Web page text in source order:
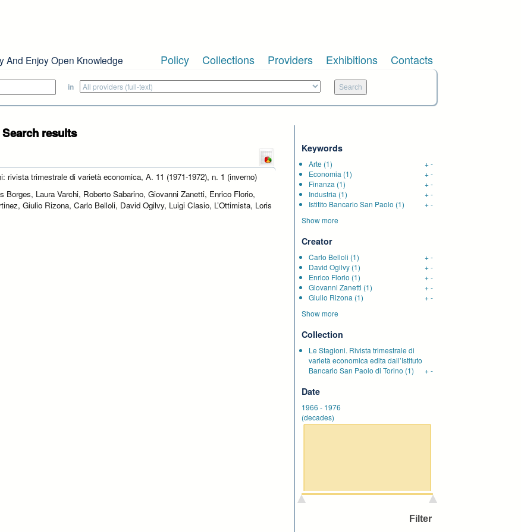
And Enjoy Open Knowledge Policy Collections Providers Exhibitions Contacts
in
Search results
rivista trimestrale di varietà economica, A. 11 (1971-1972), n. 1 (inverno)
Borges, Laura Varchi, Roberto Sabarino, Giovanni Zanetti, Enrico Florio,
Giulio Rizona, Carlo Belloli, David Ogilvy, Luigi Clasio, L’Ottimista, Loris
Keywords
Arte (1) +-
Economia (1) +-
Finanza (1) +-
Industria (1) +-
Istitito Bancario San Paolo (1) +-
Show more
Creator
Carlo Belloli (1) +-
David Ogilvy (1) +-
Enrico Florio (1) +-
Giovanni Zanetti (1) +-
Giulio Rizona (1) +-
Show more
Collection
Le Stagioni. Rivista trimestrale di
varietà economica edita dall’Istituto
Bancario San Paolo di Torino (1) +-
Date
1966 - 1976
(decades)